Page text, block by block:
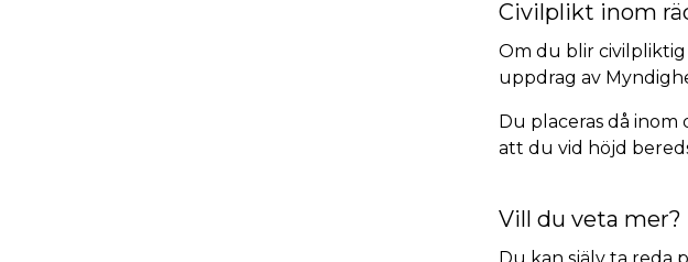
Civilplikt inom
Om du blir
uppdrag av
Du placeras då
att du vid höjd
Vill du veta mer?